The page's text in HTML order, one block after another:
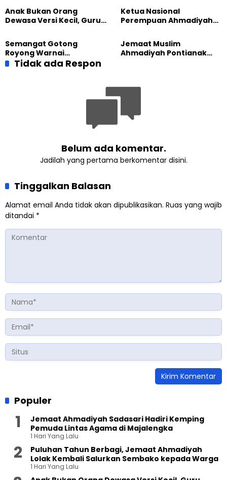
Sembako kepada Warga
Anak Bukan Orang
Dewasa Versi Kecil, Guru
Ketua Nasional
Perempuan Ahmadiyah
Besar Universitas
Terbuka
Semangat Gotong
Royong Warnai
Pembangunan Kembali
Jemaat Muslim
Ahmadiyah Pontianak
Tidak ada Respon
Belum ada komentar.
Jadilah yang pertama berkomentar disini.
Tinggalkan Balasan
Alamat email Anda tidak akan dipublikasikan. Ruas yang wajib
ditandai *
Populer
Jemaat Ahmadiyah Sadasari Hadiri Kemping
Pemuda Lintas Agama di Majalengka
1 Hari Yang Lalu
Puluhan Tahun Berbagi, Jemaat Ahmadiyah
Lolak Kembali Salurkan Sembako kepada Warga
1 Hari Yang Lalu